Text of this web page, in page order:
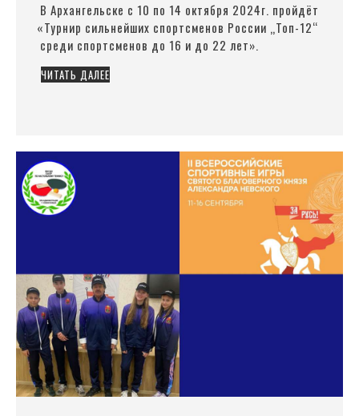
В Архангельске с 10 по 14 октября 2024г. пройдёт
«Турнир сильнейших спортсменов России „Топ-12“
среди спортсменов до 16 и до 22 лет».
ЧИТАТЬ ДАЛЕЕ